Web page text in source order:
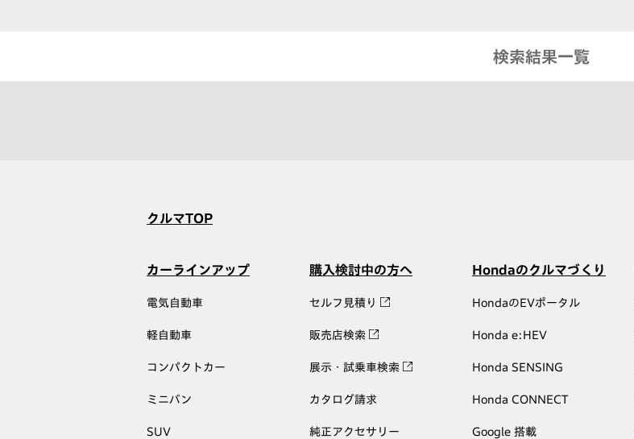
検索結果一覧
クルマTOP
カーラインアップ
電気自動車
軽自動車
コンパクトカー
ミニバン
SUV
購入検討中の方へ
セルフ見積り
販売店検索
展示・試乗車検索
カタログ請求
純正アクセサリー
Hondaのクルマづくり
HondaのEVポータル
Honda e:HEV
Honda SENSING
Honda CONNECT
Google 搭載